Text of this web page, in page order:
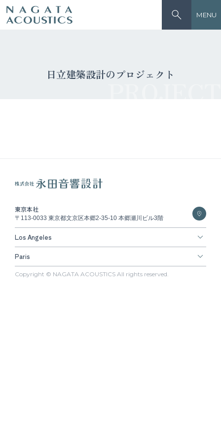
MENU
日立建築設計のプロジェクト
東京本社
〒113-0033 東京都文京区本郷2-35-10 本郷瀬川ビル3階
Los Angeles
Paris
Copyright © NAGATA ACOUSTICS All rights reserved.